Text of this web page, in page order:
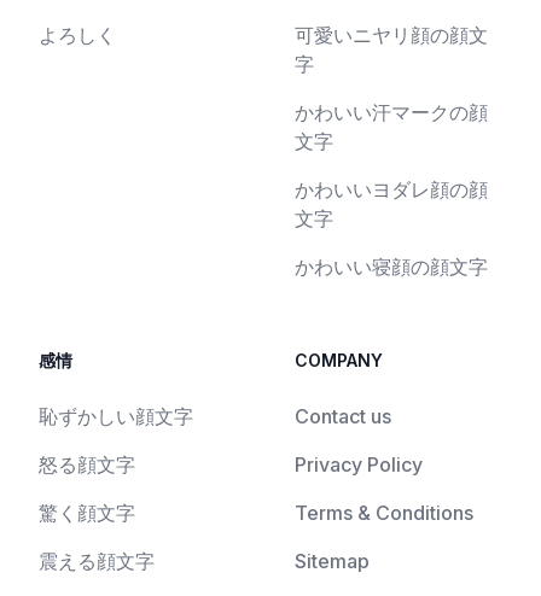
よろしく
可愛いニヤリ顔の顔文
字
かわいい汗マークの顔
文字
かわいいヨダレ顔の顔
文字
かわいい寝顔の顔文字
感情
恥ずかしい顔文字
怒る顔文字
驚く顔文字
震える顔文字
COMPANY
Contact us
Privacy Policy
Terms & Conditions
Sitemap